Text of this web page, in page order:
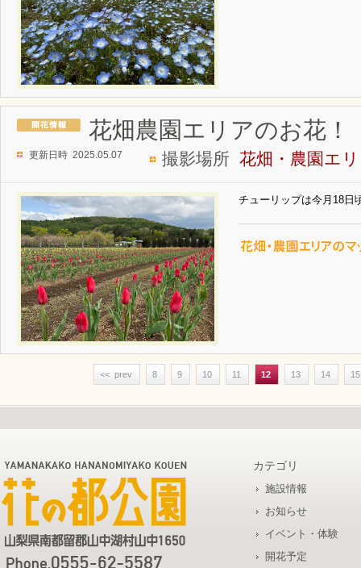
花畑農園エリアのお花！
更新日時 2025.05.07 撮影場所 花畑・農園エ
チューリップは今月18日
<< prev 8 9 10 11 12 13 14 15
カテゴリ
施設情報
お知らせ
イベント・体験
開花予定